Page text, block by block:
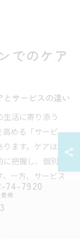
でのケア
サービスの違い
活に寄り添う
高める「サービ
ます。ケアは利
把握し、個別性
一方、サービス
対応が中心とな
介助などは看護
74-7920
豊橋